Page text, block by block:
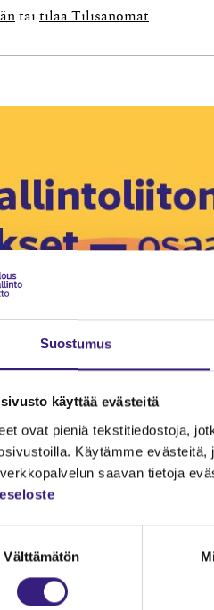
Suostumus
käyttää evästeitä
ovat pieniä tekstitiedostoja,
Käytämme
saavan tietoja
Välttämätön
tai tilaa Tilisanomat